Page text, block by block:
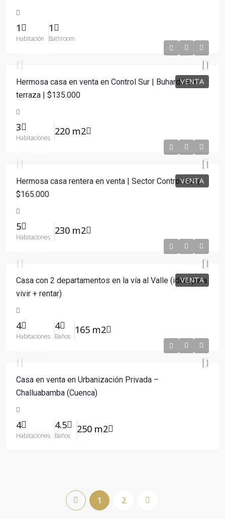
1
Habitación
1
Bathroom
VENTA
Hermosa casa en venta en Control Sur | Buhardilla +
terraza | $135.000
3
Habitaciones
220 m2
VENTA
Hermosa casa rentera en venta | Sector Control Sur |
$165.000
5
Habitaciones
230 m2
VENTA
Casa con 2 departamentos en la vía al Valle (ideal para
vivir + rentar)
4
Habitaciones
4
Baños
165 m2
Casa en venta en Urbanización Privada –
Challuabamba (Cuenca)
4
Habitaciones
4.5
Baños
250 m2
1 2